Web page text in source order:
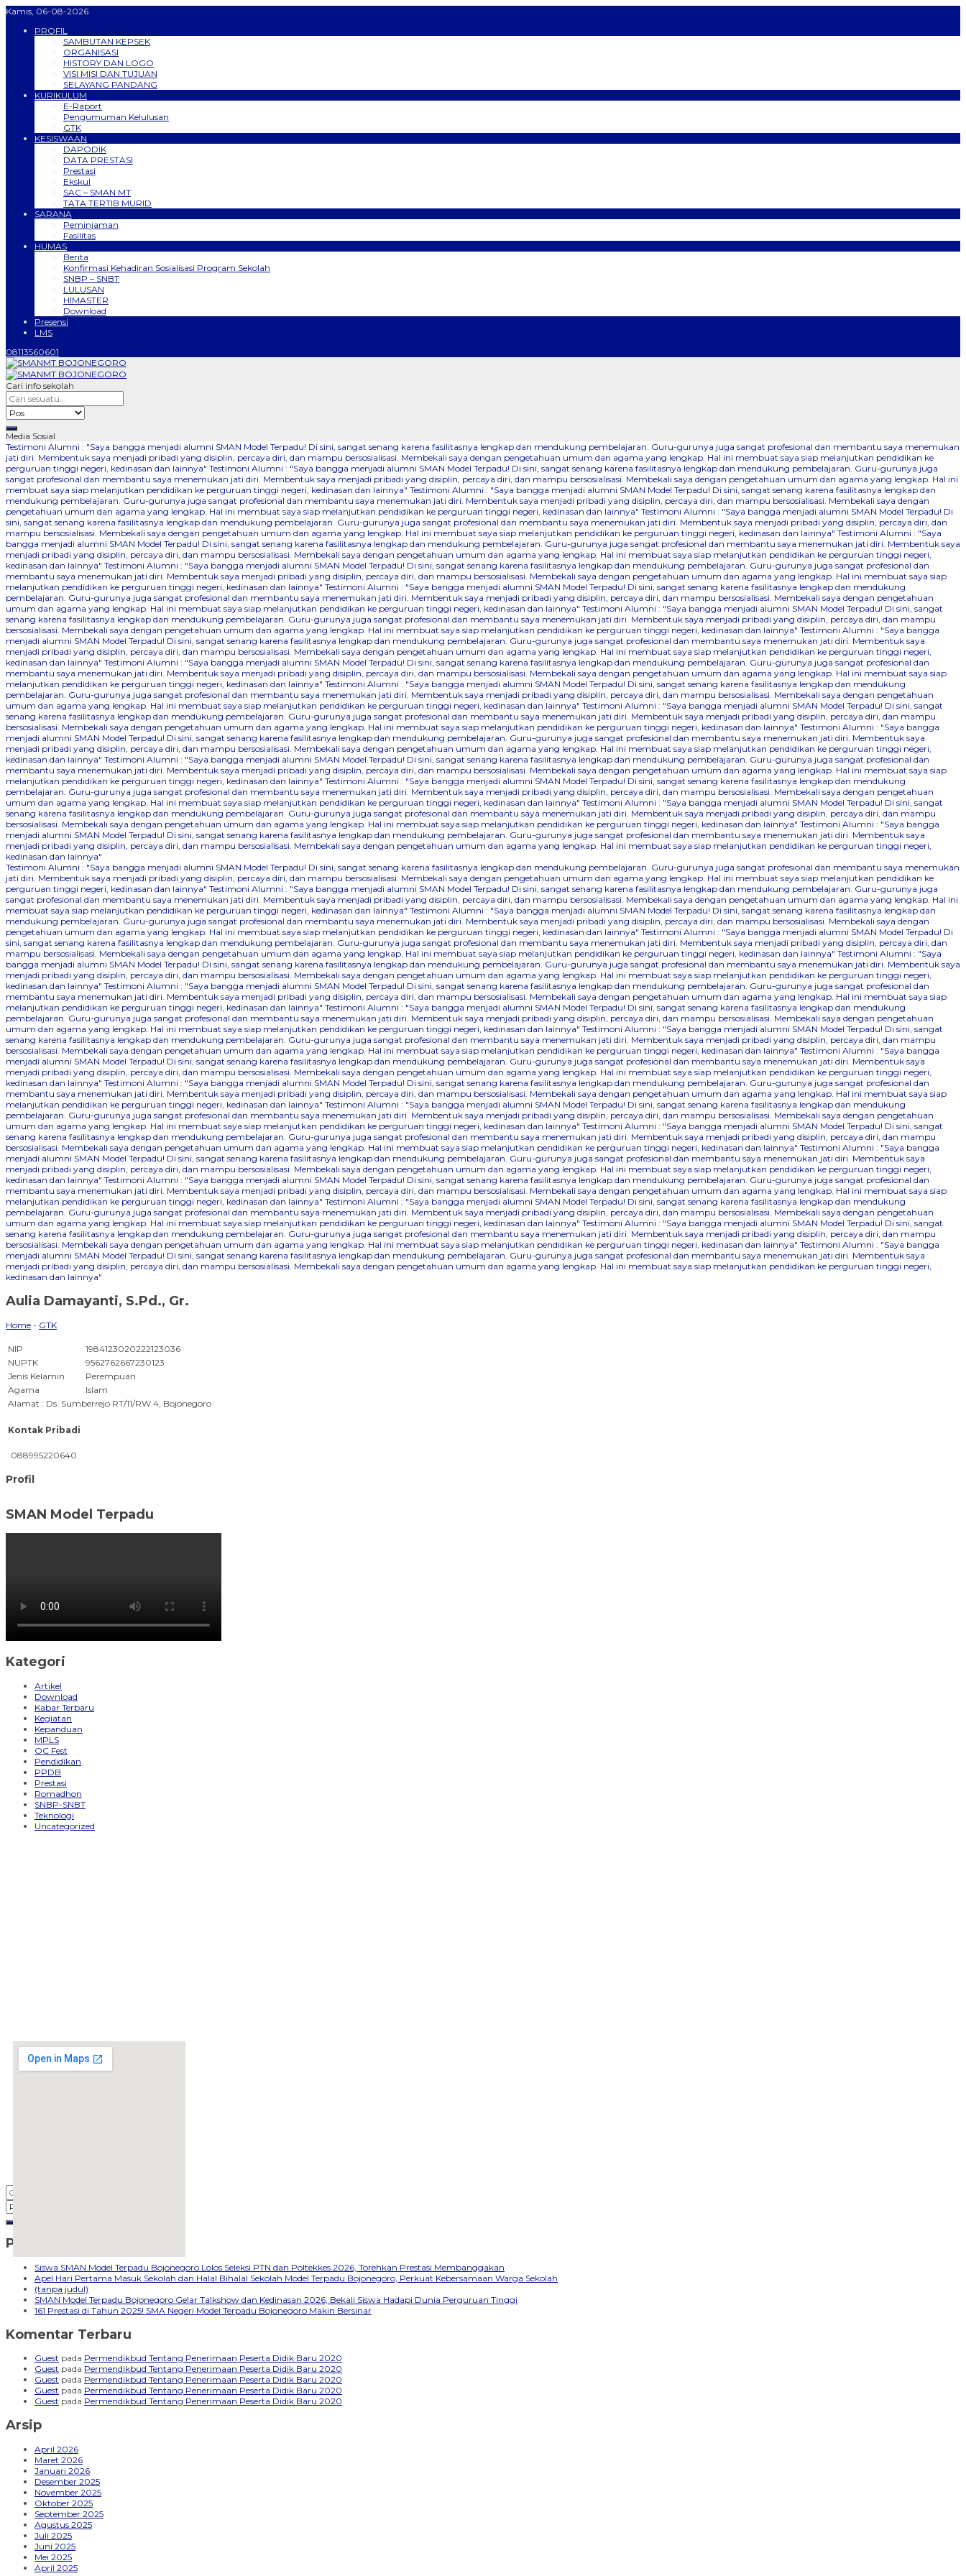
Kamis, 06-08-2026
PROFIL
SAMBUTAN KEPSEK
ORGANISASI
HISTORY DAN LOGO
VISI MISI DAN TUJUAN
SELAYANG PANDANG
KURIKULUM
E-Raport
Pengumuman Kelulusan
GTK
KESISWAAN
DAPODIK
DATA PRESTASI
Prestasi
Ekskul
SAC – SMAN MT
TATA TERTIB MURID
SARANA
Peminjaman
Fasilitas
HUMAS
Berita
Konfirmasi Kehadiran Sosialisasi Program Sekolah
SNBP – SNBT
LULUSAN
HIMASTER
Download
Presensi
LMS
08113560601
Cari info sekolah
Media Sosial
Testimoni Alumni : "Saya bangga menjadi alumni SMAN Model Terpadu! Di sini, sangat senang karena fasilitasnya lengkap dan mendukung pembelajaran. Guru-gurunya juga sangat profesional dan membantu saya menemukan
jati diri. Membentuk saya menjadi pribadi yang disiplin, percaya diri, dan mampu bersosialisasi. Membekali saya dengan pengetahuan umum dan agama yang lengkap. Hal ini membuat saya siap melanjutkan pendidikan ke
perguruan tinggi negeri, kedinasan dan lainnya" Testimoni Alumni : "Saya bangga menjadi alumni SMAN Model Terpadu! Di sini, sangat senang karena fasilitasnya lengkap dan mendukung pembelajaran. Guru-gurunya juga
sangat profesional dan membantu saya menemukan jati diri. Membentuk saya menjadi pribadi yang disiplin, percaya diri, dan mampu bersosialisasi. Membekali saya dengan pengetahuan umum dan agama yang lengkap. Hal ini
membuat saya siap melanjutkan pendidikan ke perguruan tinggi negeri, kedinasan dan lainnya" Testimoni Alumni : "Saya bangga menjadi alumni SMAN Model Terpadu! Di sini, sangat senang karena fasilitasnya lengkap dan
mendukung pembelajaran. Guru-gurunya juga sangat profesional dan membantu saya menemukan jati diri. Membentuk saya menjadi pribadi yang disiplin, percaya diri, dan mampu bersosialisasi. Membekali saya dengan
pengetahuan umum dan agama yang lengkap. Hal ini membuat saya siap melanjutkan pendidikan ke perguruan tinggi negeri, kedinasan dan lainnya" Testimoni Alumni : "Saya bangga menjadi alumni SMAN Model Terpadu! Di
sini, sangat senang karena fasilitasnya lengkap dan mendukung pembelajaran. Guru-gurunya juga sangat profesional dan membantu saya menemukan jati diri. Membentuk saya menjadi pribadi yang disiplin, percaya diri, dan
mampu bersosialisasi. Membekali saya dengan pengetahuan umum dan agama yang lengkap. Hal ini membuat saya siap melanjutkan pendidikan ke perguruan tinggi negeri, kedinasan dan lainnya" Testimoni Alumni : "Saya
bangga menjadi alumni SMAN Model Terpadu! Di sini, sangat senang karena fasilitasnya lengkap dan mendukung pembelajaran. Guru-gurunya juga sangat profesional dan membantu saya menemukan jati diri. Membentuk saya
menjadi pribadi yang disiplin, percaya diri, dan mampu bersosialisasi. Membekali saya dengan pengetahuan umum dan agama yang lengkap. Hal ini membuat saya siap melanjutkan pendidikan ke perguruan tinggi negeri,
kedinasan dan lainnya" Testimoni Alumni : "Saya bangga menjadi alumni SMAN Model Terpadu! Di sini, sangat senang karena fasilitasnya lengkap dan mendukung pembelajaran. Guru-gurunya juga sangat profesional dan
membantu saya menemukan jati diri. Membentuk saya menjadi pribadi yang disiplin, percaya diri, dan mampu bersosialisasi. Membekali saya dengan pengetahuan umum dan agama yang lengkap. Hal ini membuat saya siap
melanjutkan pendidikan ke perguruan tinggi negeri, kedinasan dan lainnya" Testimoni Alumni : "Saya bangga menjadi alumni SMAN Model Terpadu! Di sini, sangat senang karena fasilitasnya lengkap dan mendukung
pembelajaran. Guru-gurunya juga sangat profesional dan membantu saya menemukan jati diri. Membentuk saya menjadi pribadi yang disiplin, percaya diri, dan mampu bersosialisasi. Membekali saya dengan pengetahuan
umum dan agama yang lengkap. Hal ini membuat saya siap melanjutkan pendidikan ke perguruan tinggi negeri, kedinasan dan lainnya" Testimoni Alumni : "Saya bangga menjadi alumni SMAN Model Terpadu! Di sini, sangat
senang karena fasilitasnya lengkap dan mendukung pembelajaran. Guru-gurunya juga sangat profesional dan membantu saya menemukan jati diri. Membentuk saya menjadi pribadi yang disiplin, percaya diri, dan mampu
bersosialisasi. Membekali saya dengan pengetahuan umum dan agama yang lengkap. Hal ini membuat saya siap melanjutkan pendidikan ke perguruan tinggi negeri, kedinasan dan lainnya" Testimoni Alumni : "Saya bangga
menjadi alumni SMAN Model Terpadu! Di sini, sangat senang karena fasilitasnya lengkap dan mendukung pembelajaran. Guru-gurunya juga sangat profesional dan membantu saya menemukan jati diri. Membentuk saya
menjadi pribadi yang disiplin, percaya diri, dan mampu bersosialisasi. Membekali saya dengan pengetahuan umum dan agama yang lengkap. Hal ini membuat saya siap melanjutkan pendidikan ke perguruan tinggi negeri,
kedinasan dan lainnya" Testimoni Alumni : "Saya bangga menjadi alumni SMAN Model Terpadu! Di sini, sangat senang karena fasilitasnya lengkap dan mendukung pembelajaran. Guru-gurunya juga sangat profesional dan
membantu saya menemukan jati diri. Membentuk saya menjadi pribadi yang disiplin, percaya diri, dan mampu bersosialisasi. Membekali saya dengan pengetahuan umum dan agama yang lengkap. Hal ini membuat saya siap
melanjutkan pendidikan ke perguruan tinggi negeri, kedinasan dan lainnya" Testimoni Alumni : "Saya bangga menjadi alumni SMAN Model Terpadu! Di sini, sangat senang karena fasilitasnya lengkap dan mendukung
pembelajaran. Guru-gurunya juga sangat profesional dan membantu saya menemukan jati diri. Membentuk saya menjadi pribadi yang disiplin, percaya diri, dan mampu bersosialisasi. Membekali saya dengan pengetahuan
umum dan agama yang lengkap. Hal ini membuat saya siap melanjutkan pendidikan ke perguruan tinggi negeri, kedinasan dan lainnya" Testimoni Alumni : "Saya bangga menjadi alumni SMAN Model Terpadu! Di sini, sangat
senang karena fasilitasnya lengkap dan mendukung pembelajaran. Guru-gurunya juga sangat profesional dan membantu saya menemukan jati diri. Membentuk saya menjadi pribadi yang disiplin, percaya diri, dan mampu
bersosialisasi. Membekali saya dengan pengetahuan umum dan agama yang lengkap. Hal ini membuat saya siap melanjutkan pendidikan ke perguruan tinggi negeri, kedinasan dan lainnya" Testimoni Alumni : "Saya bangga
menjadi alumni SMAN Model Terpadu! Di sini, sangat senang karena fasilitasnya lengkap dan mendukung pembelajaran. Guru-gurunya juga sangat profesional dan membantu saya menemukan jati diri. Membentuk saya
menjadi pribadi yang disiplin, percaya diri, dan mampu bersosialisasi. Membekali saya dengan pengetahuan umum dan agama yang lengkap. Hal ini membuat saya siap melanjutkan pendidikan ke perguruan tinggi negeri,
kedinasan dan lainnya" Testimoni Alumni : "Saya bangga menjadi alumni SMAN Model Terpadu! Di sini, sangat senang karena fasilitasnya lengkap dan mendukung pembelajaran. Guru-gurunya juga sangat profesional dan
membantu saya menemukan jati diri. Membentuk saya menjadi pribadi yang disiplin, percaya diri, dan mampu bersosialisasi. Membekali saya dengan pengetahuan umum dan agama yang lengkap. Hal ini membuat saya siap
melanjutkan pendidikan ke perguruan tinggi negeri, kedinasan dan lainnya" Testimoni Alumni : "Saya bangga menjadi alumni SMAN Model Terpadu! Di sini, sangat senang karena fasilitasnya lengkap dan mendukung
pembelajaran. Guru-gurunya juga sangat profesional dan membantu saya menemukan jati diri. Membentuk saya menjadi pribadi yang disiplin, percaya diri, dan mampu bersosialisasi. Membekali saya dengan pengetahuan
umum dan agama yang lengkap. Hal ini membuat saya siap melanjutkan pendidikan ke perguruan tinggi negeri, kedinasan dan lainnya" Testimoni Alumni : "Saya bangga menjadi alumni SMAN Model Terpadu! Di sini, sangat
senang karena fasilitasnya lengkap dan mendukung pembelajaran. Guru-gurunya juga sangat profesional dan membantu saya menemukan jati diri. Membentuk saya menjadi pribadi yang disiplin, percaya diri, dan mampu
bersosialisasi. Membekali saya dengan pengetahuan umum dan agama yang lengkap. Hal ini membuat saya siap melanjutkan pendidikan ke perguruan tinggi negeri, kedinasan dan lainnya" Testimoni Alumni : "Saya bangga
menjadi alumni SMAN Model Terpadu! Di sini, sangat senang karena fasilitasnya lengkap dan mendukung pembelajaran. Guru-gurunya juga sangat profesional dan membantu saya menemukan jati diri. Membentuk saya
menjadi pribadi yang disiplin, percaya diri, dan mampu bersosialisasi. Membekali saya dengan pengetahuan umum dan agama yang lengkap. Hal ini membuat saya siap melanjutkan pendidikan ke perguruan tinggi negeri,
kedinasan dan lainnya"
Testimoni Alumni : "Saya bangga menjadi alumni SMAN Model Terpadu! Di sini, sangat senang karena fasilitasnya lengkap dan mendukung pembelajaran. Guru-gurunya juga sangat profesional dan membantu saya menemukan
jati diri. Membentuk saya menjadi pribadi yang disiplin, percaya diri, dan mampu bersosialisasi. Membekali saya dengan pengetahuan umum dan agama yang lengkap. Hal ini membuat saya siap melanjutkan pendidikan ke
perguruan tinggi negeri, kedinasan dan lainnya" Testimoni Alumni : "Saya bangga menjadi alumni SMAN Model Terpadu! Di sini, sangat senang karena fasilitasnya lengkap dan mendukung pembelajaran. Guru-gurunya juga
sangat profesional dan membantu saya menemukan jati diri. Membentuk saya menjadi pribadi yang disiplin, percaya diri, dan mampu bersosialisasi. Membekali saya dengan pengetahuan umum dan agama yang lengkap. Hal ini
membuat saya siap melanjutkan pendidikan ke perguruan tinggi negeri, kedinasan dan lainnya" Testimoni Alumni : "Saya bangga menjadi alumni SMAN Model Terpadu! Di sini, sangat senang karena fasilitasnya lengkap dan
mendukung pembelajaran. Guru-gurunya juga sangat profesional dan membantu saya menemukan jati diri. Membentuk saya menjadi pribadi yang disiplin, percaya diri, dan mampu bersosialisasi. Membekali saya dengan
pengetahuan umum dan agama yang lengkap. Hal ini membuat saya siap melanjutkan pendidikan ke perguruan tinggi negeri, kedinasan dan lainnya" Testimoni Alumni : "Saya bangga menjadi alumni SMAN Model Terpadu! Di
sini, sangat senang karena fasilitasnya lengkap dan mendukung pembelajaran. Guru-gurunya juga sangat profesional dan membantu saya menemukan jati diri. Membentuk saya menjadi pribadi yang disiplin, percaya diri, dan
mampu bersosialisasi. Membekali saya dengan pengetahuan umum dan agama yang lengkap. Hal ini membuat saya siap melanjutkan pendidikan ke perguruan tinggi negeri, kedinasan dan lainnya" Testimoni Alumni : "Saya
bangga menjadi alumni SMAN Model Terpadu! Di sini, sangat senang karena fasilitasnya lengkap dan mendukung pembelajaran. Guru-gurunya juga sangat profesional dan membantu saya menemukan jati diri. Membentuk saya
menjadi pribadi yang disiplin, percaya diri, dan mampu bersosialisasi. Membekali saya dengan pengetahuan umum dan agama yang lengkap. Hal ini membuat saya siap melanjutkan pendidikan ke perguruan tinggi negeri,
kedinasan dan lainnya" Testimoni Alumni : "Saya bangga menjadi alumni SMAN Model Terpadu! Di sini, sangat senang karena fasilitasnya lengkap dan mendukung pembelajaran. Guru-gurunya juga sangat profesional dan
membantu saya menemukan jati diri. Membentuk saya menjadi pribadi yang disiplin, percaya diri, dan mampu bersosialisasi. Membekali saya dengan pengetahuan umum dan agama yang lengkap. Hal ini membuat saya siap
melanjutkan pendidikan ke perguruan tinggi negeri, kedinasan dan lainnya" Testimoni Alumni : "Saya bangga menjadi alumni SMAN Model Terpadu! Di sini, sangat senang karena fasilitasnya lengkap dan mendukung
pembelajaran. Guru-gurunya juga sangat profesional dan membantu saya menemukan jati diri. Membentuk saya menjadi pribadi yang disiplin, percaya diri, dan mampu bersosialisasi. Membekali saya dengan pengetahuan
umum dan agama yang lengkap. Hal ini membuat saya siap melanjutkan pendidikan ke perguruan tinggi negeri, kedinasan dan lainnya" Testimoni Alumni : "Saya bangga menjadi alumni SMAN Model Terpadu! Di sini, sangat
senang karena fasilitasnya lengkap dan mendukung pembelajaran. Guru-gurunya juga sangat profesional dan membantu saya menemukan jati diri. Membentuk saya menjadi pribadi yang disiplin, percaya diri, dan mampu
bersosialisasi. Membekali saya dengan pengetahuan umum dan agama yang lengkap. Hal ini membuat saya siap melanjutkan pendidikan ke perguruan tinggi negeri, kedinasan dan lainnya" Testimoni Alumni : "Saya bangga
menjadi alumni SMAN Model Terpadu! Di sini, sangat senang karena fasilitasnya lengkap dan mendukung pembelajaran. Guru-gurunya juga sangat profesional dan membantu saya menemukan jati diri. Membentuk saya
menjadi pribadi yang disiplin, percaya diri, dan mampu bersosialisasi. Membekali saya dengan pengetahuan umum dan agama yang lengkap. Hal ini membuat saya siap melanjutkan pendidikan ke perguruan tinggi negeri,
kedinasan dan lainnya" Testimoni Alumni : "Saya bangga menjadi alumni SMAN Model Terpadu! Di sini, sangat senang karena fasilitasnya lengkap dan mendukung pembelajaran. Guru-gurunya juga sangat profesional dan
membantu saya menemukan jati diri. Membentuk saya menjadi pribadi yang disiplin, percaya diri, dan mampu bersosialisasi. Membekali saya dengan pengetahuan umum dan agama yang lengkap. Hal ini membuat saya siap
melanjutkan pendidikan ke perguruan tinggi negeri, kedinasan dan lainnya" Testimoni Alumni : "Saya bangga menjadi alumni SMAN Model Terpadu! Di sini, sangat senang karena fasilitasnya lengkap dan mendukung
pembelajaran. Guru-gurunya juga sangat profesional dan membantu saya menemukan jati diri. Membentuk saya menjadi pribadi yang disiplin, percaya diri, dan mampu bersosialisasi. Membekali saya dengan pengetahuan
umum dan agama yang lengkap. Hal ini membuat saya siap melanjutkan pendidikan ke perguruan tinggi negeri, kedinasan dan lainnya" Testimoni Alumni : "Saya bangga menjadi alumni SMAN Model Terpadu! Di sini, sangat
senang karena fasilitasnya lengkap dan mendukung pembelajaran. Guru-gurunya juga sangat profesional dan membantu saya menemukan jati diri. Membentuk saya menjadi pribadi yang disiplin, percaya diri, dan mampu
bersosialisasi. Membekali saya dengan pengetahuan umum dan agama yang lengkap. Hal ini membuat saya siap melanjutkan pendidikan ke perguruan tinggi negeri, kedinasan dan lainnya" Testimoni Alumni : "Saya bangga
menjadi alumni SMAN Model Terpadu! Di sini, sangat senang karena fasilitasnya lengkap dan mendukung pembelajaran. Guru-gurunya juga sangat profesional dan membantu saya menemukan jati diri. Membentuk saya
menjadi pribadi yang disiplin, percaya diri, dan mampu bersosialisasi. Membekali saya dengan pengetahuan umum dan agama yang lengkap. Hal ini membuat saya siap melanjutkan pendidikan ke perguruan tinggi negeri,
kedinasan dan lainnya" Testimoni Alumni : "Saya bangga menjadi alumni SMAN Model Terpadu! Di sini, sangat senang karena fasilitasnya lengkap dan mendukung pembelajaran. Guru-gurunya juga sangat profesional dan
membantu saya menemukan jati diri. Membentuk saya menjadi pribadi yang disiplin, percaya diri, dan mampu bersosialisasi. Membekali saya dengan pengetahuan umum dan agama yang lengkap. Hal ini membuat saya siap
melanjutkan pendidikan ke perguruan tinggi negeri, kedinasan dan lainnya" Testimoni Alumni : "Saya bangga menjadi alumni SMAN Model Terpadu! Di sini, sangat senang karena fasilitasnya lengkap dan mendukung
pembelajaran. Guru-gurunya juga sangat profesional dan membantu saya menemukan jati diri. Membentuk saya menjadi pribadi yang disiplin, percaya diri, dan mampu bersosialisasi. Membekali saya dengan pengetahuan
umum dan agama yang lengkap. Hal ini membuat saya siap melanjutkan pendidikan ke perguruan tinggi negeri, kedinasan dan lainnya" Testimoni Alumni : "Saya bangga menjadi alumni SMAN Model Terpadu! Di sini, sangat
senang karena fasilitasnya lengkap dan mendukung pembelajaran. Guru-gurunya juga sangat profesional dan membantu saya menemukan jati diri. Membentuk saya menjadi pribadi yang disiplin, percaya diri, dan mampu
bersosialisasi. Membekali saya dengan pengetahuan umum dan agama yang lengkap. Hal ini membuat saya siap melanjutkan pendidikan ke perguruan tinggi negeri, kedinasan dan lainnya" Testimoni Alumni : "Saya bangga
menjadi alumni SMAN Model Terpadu! Di sini, sangat senang karena fasilitasnya lengkap dan mendukung pembelajaran. Guru-gurunya juga sangat profesional dan membantu saya menemukan jati diri. Membentuk saya
menjadi pribadi yang disiplin, percaya diri, dan mampu bersosialisasi. Membekali saya dengan pengetahuan umum dan agama yang lengkap. Hal ini membuat saya siap melanjutkan pendidikan ke perguruan tinggi negeri,
kedinasan dan lainnya"
Aulia Damayanti, S.Pd., Gr.
Home - GTK
NIP
1984123020222123036
NUPTK
9562762667230123
Jenis Kelamin
Perempuan
Agama
Islam
Alamat : Ds. Sumberrejo RT/11/RW 4, Bojonegoro
Kontak Pribadi
088995220640
Profil
SMAN Model Terpadu
Kategori
Artikel
Download
Kabar Terbaru
Kegiatan
Kepanduan
MPLS
OC Fest
Pendidikan
PPDB
Prestasi
Romadhon
SNBP-SNBT
Teknologi
Uncategorized
embedgooglemap.net
Pos-pos Terbaru
Siswa SMAN Model Terpadu Bojonegoro Lolos Seleksi PTN dan Poltekkes 2026, Torehkan Prestasi Membanggakan
Apel Hari Pertama Masuk Sekolah dan Halal Bihalal Sekolah Model Terpadu Bojonegoro, Perkuat Kebersamaan Warga Sekolah
(tanpa judul)
SMAN Model Terpadu Bojonegoro Gelar Talkshow dan Kedinasan 2026, Bekali Siswa Hadapi Dunia Perguruan Tinggi
161 Prestasi di Tahun 2025! SMA Negeri Model Terpadu Bojonegoro Makin Bersinar
Komentar Terbaru
Guest pada Permendikbud Tentang Penerimaan Peserta Didik Baru 2020
Guest pada Permendikbud Tentang Penerimaan Peserta Didik Baru 2020
Guest pada Permendikbud Tentang Penerimaan Peserta Didik Baru 2020
Guest pada Permendikbud Tentang Penerimaan Peserta Didik Baru 2020
Guest pada Permendikbud Tentang Penerimaan Peserta Didik Baru 2020
Arsip
April 2026
Maret 2026
Januari 2026
Desember 2025
November 2025
Oktober 2025
September 2025
Agustus 2025
Juli 2025
Juni 2025
Mei 2025
April 2025